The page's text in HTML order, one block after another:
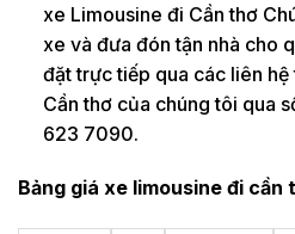
xe Limousine đi Cần thơ
xe và đưa đón tận nhà cho
đặt trực tiếp qua các liên
Cần thơ của chúng tôi qua
623 7090.
Bảng giá xe limousine đi cần